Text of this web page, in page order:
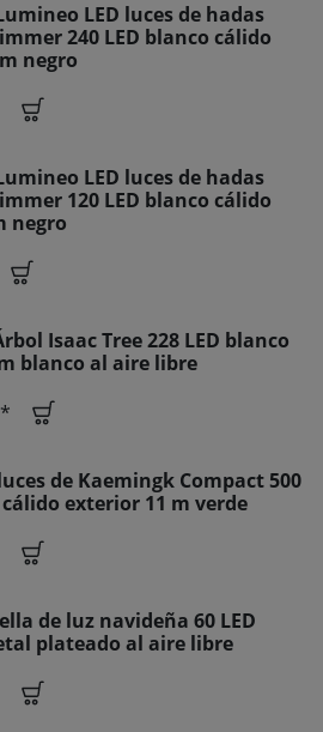
LED luces de hadas
240 LED blanco cálido
negro
LED luces de hadas
120 LED blanco cálido
negro
Isaac Tree 228 LED blanco
blanco al aire libre
de Kaemingk Compact 500
cálido exterior 11 m verde
de luz navideña 60 LED
plateado al aire libre